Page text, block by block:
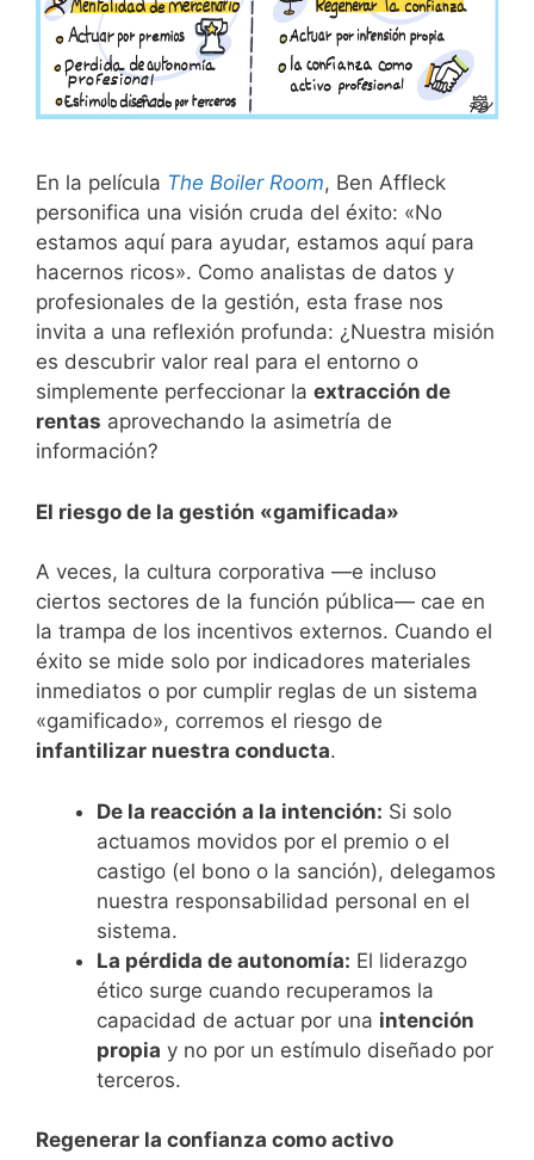
En la película The Boiler Room, Ben Affleck
personifica una visión cruda del éxito: «No
estamos aquí para ayudar, estamos aquí para
hacernos ricos». Como analistas de datos y
profesionales de la gestión, esta frase nos
invita a una reflexión profunda: ¿Nuestra misión
es descubrir valor real para el entorno o
simplemente perfeccionar la extracción de
rentas aprovechando la asimetría de
información?
​El riesgo de la gestión «gamificada»
​A veces, la cultura corporativa —e incluso
ciertos sectores de la función pública— cae en
la trampa de los incentivos externos. Cuando el
éxito se mide solo por indicadores materiales
inmediatos o por cumplir reglas de un sistema
«gamificado», corremos el riesgo de
infantilizar nuestra conducta.
De la reacción a la intención: Si solo
actuamos movidos por el premio o el
castigo (el bono o la sanción), delegamos
nuestra responsabilidad personal en el
sistema.
La pérdida de autonomía: El liderazgo
ético surge cuando recuperamos la
capacidad de actuar por una intención
propia y no por un estímulo diseñado por
terceros.
​Regenerar la confianza como activo